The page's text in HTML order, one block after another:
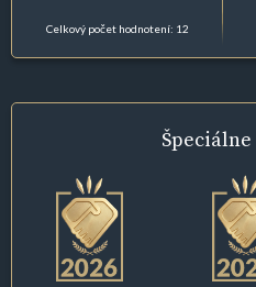
Celkový počet hodnotení: 12
Špeciálne